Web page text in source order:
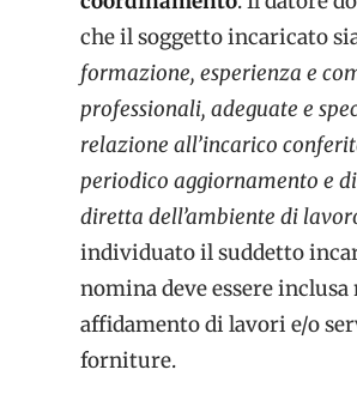
che il soggetto incaricato
formazione, esperienza e
professionali, adeguate e
relazione all’incarico
periodico aggiornamento e
diretta dell’ambiente di
individuato il suddetto
nomina deve essere
affidamento di lavori e/o
forniture.